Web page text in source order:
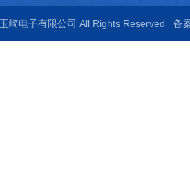
崎电子有限公司 All Rights Reserved 备